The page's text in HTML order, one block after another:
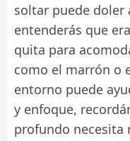
soltar puede doler
entenderás que
quita para
como el marrón o
entorno puede
y enfoque,
profundo necesita